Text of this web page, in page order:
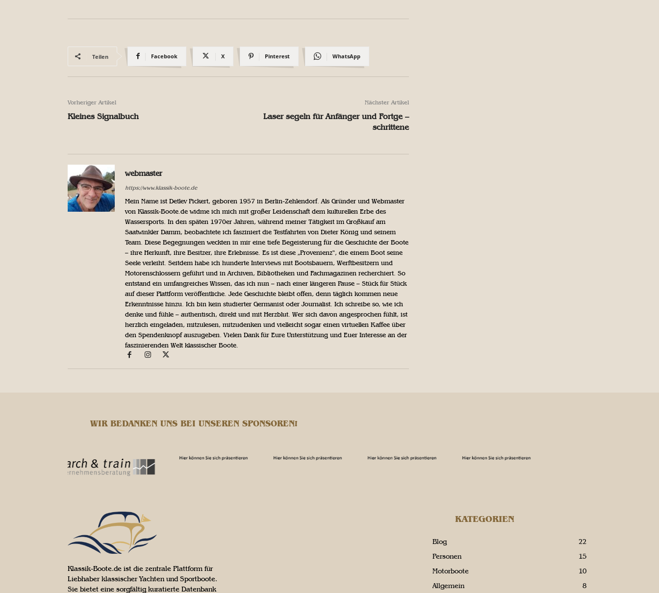
Teilen Facebook X Pinterest WhatsApp
Vorheriger Artikel
Kleines Signalbuch
Nächster Artikel
Laser segeln für Anfänger und Fortge –
schrittene
webmaster
https://www.klassik-boote.de
Mein Name ist Detlev Pickert, geboren 1957 in Berlin-Zehlendorf. Als Gründer und Webmaster
von Klassik-Boote.de widme ich mich mit großer Leidenschaft dem kulturellen Erbe des
Wassersports. In den späten 1970er Jahren, während meiner Tätigkeit im Großkauf am
Saatwinkler Damm, beobachtete ich fasziniert die Testfahrten von Dieter König und seinem
Team. Diese Begegnungen weckten in mir eine tiefe Begeisterung für die Geschichte der Boote
– ihre Herkunft, ihre Besitzer, ihre Erlebnisse. Es ist diese „Provenienz“, die einem Boot seine
Seele verleiht. Seitdem habe ich hunderte Interviews mit Bootsbauern, Werftbesitzern und
Motorenschlossern geführt und in Archiven, Bibliotheken und Fachmagazinen recherchiert. So
entstand ein umfangreiches Wissen, das ich nun – nach einer längeren Pause – Stück für Stück
auf dieser Plattform veröffentliche. Jede Geschichte bleibt offen, denn täglich kommen neue
Erkenntnisse hinzu. Ich bin kein studierter Germanist oder Journalist. Ich schreibe so, wie ich
denke und fühle – authentisch, direkt und mit Herzblut. Wer sich davon angesprochen fühlt, ist
herzlich eingeladen, mitzulesen, mitzudenken und vielleicht sogar einen virtuellen Kaffee über
den Spendenknopf auszugeben. Vielen Dank für Eure Unterstützung und Euer Interesse an der
faszinierenden Welt klassischer Boote.
WIR BEDANKEN UNS BEI UNSEREN SPONSOREN!
Klassik-Boote.de ist die zentrale Plattform für
Liebhaber klassischer Yachten und Sportboote.
Sie bietet eine sorgfältig kuratierte Datenbank
KATEGORIEN
Blog
22
Personen
15
Motorboote
10
Allgemein
8